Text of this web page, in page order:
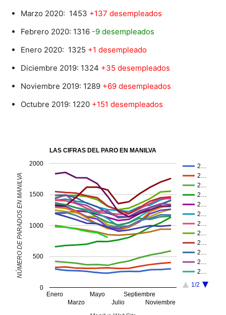
Marzo 2020: 1453 +137 desempleados
Febrero 2020: 1316 -9 desempleados
Enero 2020: 1325 +1 desempleado
Diciembre 2019: 1324 +35 desempleados
Noviembre 2019: 1289 +69 desempleados
Octubre 2019: 1220 +151 desempleados
LAS CIFRAS DEL PARO EN MANILVA
2…
2…
2…
2…
2…
2…
2…
2…
2…
2…
2…
2…
1/2
Enero
Marzo
Mayo
Julio
Septiembre
Noviembre
0
500
1000
1500
2000
NÚMERO DE PARADOS EN MANILVA